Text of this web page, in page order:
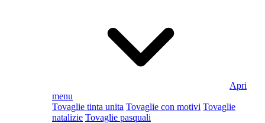
Apri
menu
Tovaglie tinta unita Tovaglie con motivi Tovaglie
natalizie Tovaglie pasquali